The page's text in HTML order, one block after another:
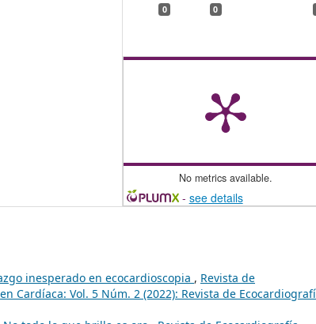
0 0
No metrics available.
- see details
inesperado en ecocardioscopia , Revista de
Cardíaca: Vol. 5 Núm. 2 (2022): Revista de